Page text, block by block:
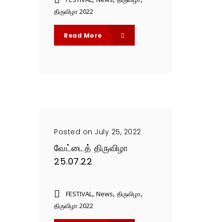
திருவிழா 2022
Read More
Posted on July 25, 2022
வேட்டைத் திருவிழா
25.07.22
FESTIVAL, News, திருவிழா,
திருவிழா 2022